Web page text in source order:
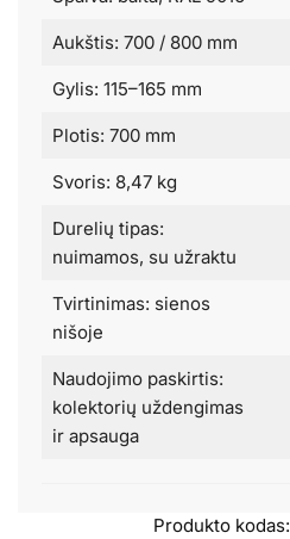
Aukštis: 700 / 800 mm
Gylis: 115–165 mm
Plotis: 700 mm
Svoris: 8,47 kg
Durelių tipas:
nuimamos, su užraktu
Tvirtinimas: sienos
nišoje
Naudojimo paskirtis:
kolektorių uždengimas
ir apsauga
Produkto kodas: